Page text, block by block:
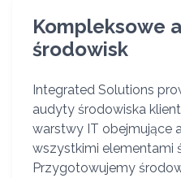
Kompleksowe
środowisk
Integrated Solutions
audyty środowiska
warstwy IT obejmujące
wszystkimi elementami
Przygotowujemy